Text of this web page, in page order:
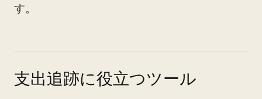
す。
支出追跡に役立つツール